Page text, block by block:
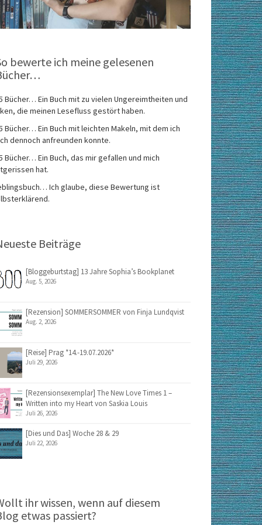
bewerte ich meine gelesenen
Bücher… Ein Buch mit zu vielen Ungereimtheiten und
die meinen Lesefluss gestört haben.
Bücher… Ein Buch mit leichten Makeln, mit dem ich
dennoch anfreunden konnte.
Bücher… Ein Buch, das mir gefallen und mich
hat.
Ich glaube, diese Bewertung ist
Beiträge
[Bloggeburtstag] 13 Jahre Sophia’s Bookplanet
Aug. 5, 2026
[Rezension] SOMMERSOMMER von Finja Lundqvist
Aug. 2, 2026
[Reise] Prag *14.-19.07.2026*
Juli 29, 2026
[Rezensionsexemplar] The New Love Times 1 –
Written into my Heart von Saskia Louis
Juli 26, 2026
[Dies und Das] Woche 28 & 29
Juli 22, 2026
ihr wissen, wenn auf diesem
etwas passiert?